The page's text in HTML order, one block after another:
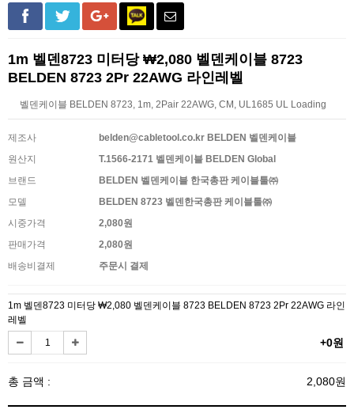
1m 벨덴8723 미터당 ₩2,080 벨덴케이블 8723
BELDEN 8723 2Pr 22AWG 라인레벨
벨덴케이블 BELDEN 8723, 1m, 2Pair 22AWG, CM, UL1685 UL Loading
제조사
belden@cabletool.co.kr BELDEN 벨덴케이블
원산지
T.1566-2171 벨덴케이블 BELDEN Global
브랜드
BELDEN 벨덴케이블 한국총판 케이블툴㈜
모델
BELDEN 8723 벨덴한국총판 케이블툴㈜
시중가격
2,080원
판매가격
2,080원
배송비결제
주문시 결제
1m 벨덴8723 미터당 ₩2,080 벨덴케이블 8723 BELDEN 8723 2Pr 22AWG 라인
레벨
+0원
총 금액 : 2,080원